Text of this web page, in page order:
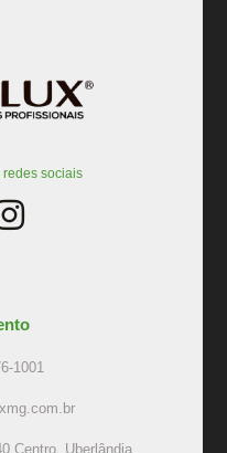
sociais
1001
Centro, Uberlândia